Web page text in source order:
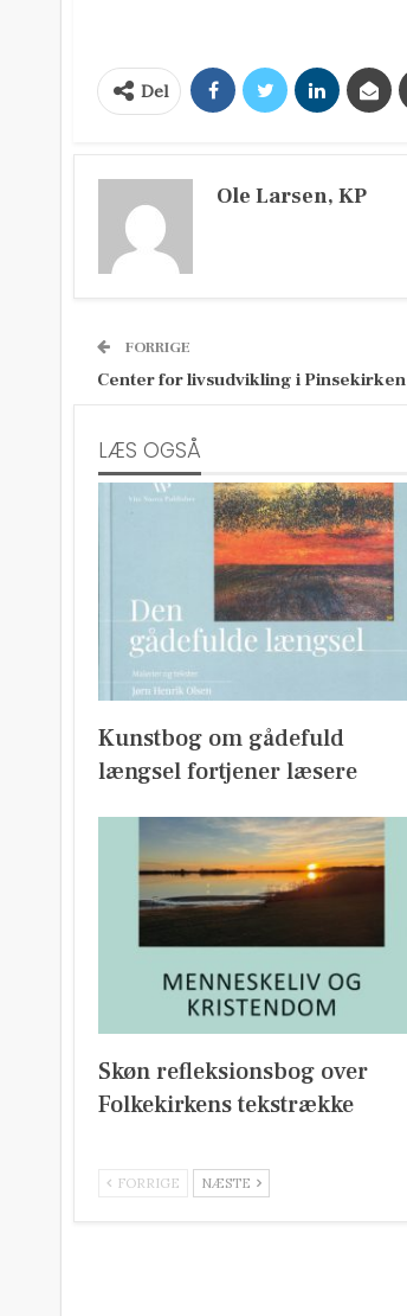
Del
Ole Larsen, KP
FORRIGE
Center for livsudvikling i Pinsekirken
LÆS OGSÅ
Kunstbog om gådefuld
længsel fortjener læsere
Skøn refleksionsbog over
Folkekirkens tekstrække
FORRIGE NÆSTE